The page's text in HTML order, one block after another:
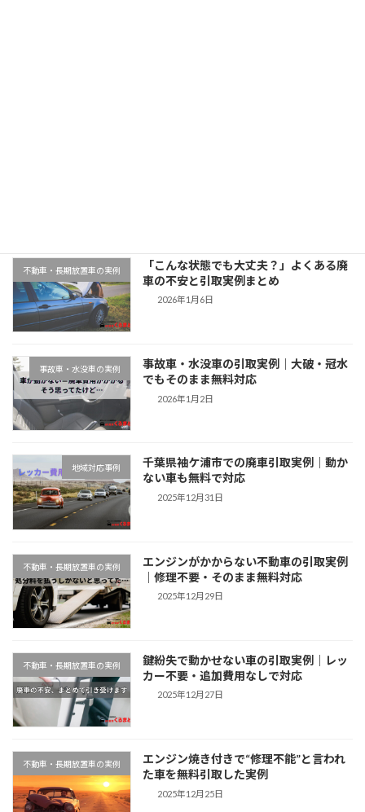
不動車・長期放置車の実例
「こんな状態でも大丈夫？」よくある廃
車の不安と引取実例まとめ
2026年1月6日
事故車・水没車の実例
事故車・水没車の引取実例｜大破・冠水
でもそのまま無料対応
2026年1月2日
地域対応事例
千葉県袖ケ浦市での廃車引取実例｜動か
ない車も無料で対応
2025年12月31日
不動車・長期放置車の実例
エンジンがかからない不動車の引取実例
｜修理不要・そのまま無料対応
2025年12月29日
不動車・長期放置車の実例
鍵紛失で動かせない車の引取実例｜レッ
カー不要・追加費用なしで対応
2025年12月27日
不動車・長期放置車の実例
エンジン焼き付きで“修理不能”と言われ
た車を無料引取した実例
2025年12月25日